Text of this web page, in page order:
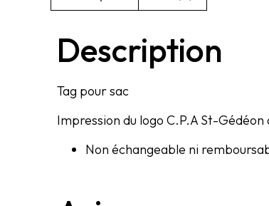
Description
Tag pour sac
Impression du logo C.P.A St-
Non échangeable ni